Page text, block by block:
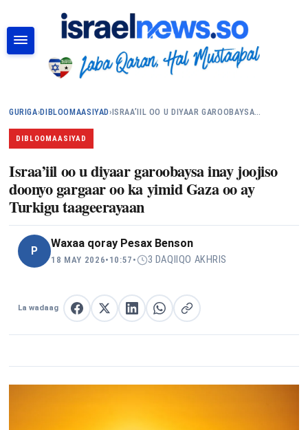
GURIGA›DIBLOOMAASIYAD› ISRAA’IIL OO U DIYAAR GAROOBAYSA…
DIBLOOMAASIYAD
Israa’iil oo u diyaar garoobaysa inay joojiso
doonyo gargaar oo ka yimid Gaza oo ay
Turkigu taageerayaan
P
Waxaa qoray Pesax Benson
18 MAY 2026• 10:57 • 3 DAQIIQO AKHRIS
La wadaag La wadaag Facebook
La wadaag XLa wadaag LinkedIn
La wadaag WhatsApp
Nuqul link